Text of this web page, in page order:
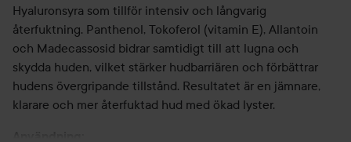
Hyaluronsyra som tillför intensiv och långvarig
återfuktning. Panthenol, Tokoferol (vitamin E), Allantoin
och Madecassosid bidrar samtidigt till att lugna och
skydda huden, vilket stärker hudbarriären och förbättrar
hudens övergripande tillstånd. Resultatet är en jämnare,
klarare och mer återfuktad hud med ökad lyster.